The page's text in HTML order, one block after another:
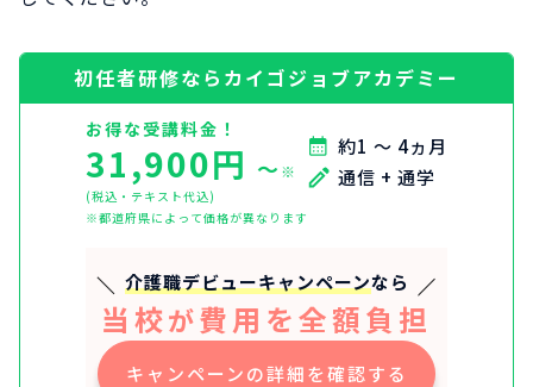
初任者研修ならカイゴジョブアカデミー
お得な受講料金！
31,900円 〜 ※
(税込・テキスト代込)
※都道府県によって価格が異なります
約1 ～ 4ヵ月
通信 + 通学
介護職デビューキャンペーンなら
当校が費用を全額負担
キャンペーンの詳細を確認する